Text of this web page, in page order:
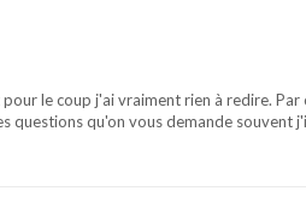
le coup j'ai vraiment rien à redire.
questions qu'on vous demande